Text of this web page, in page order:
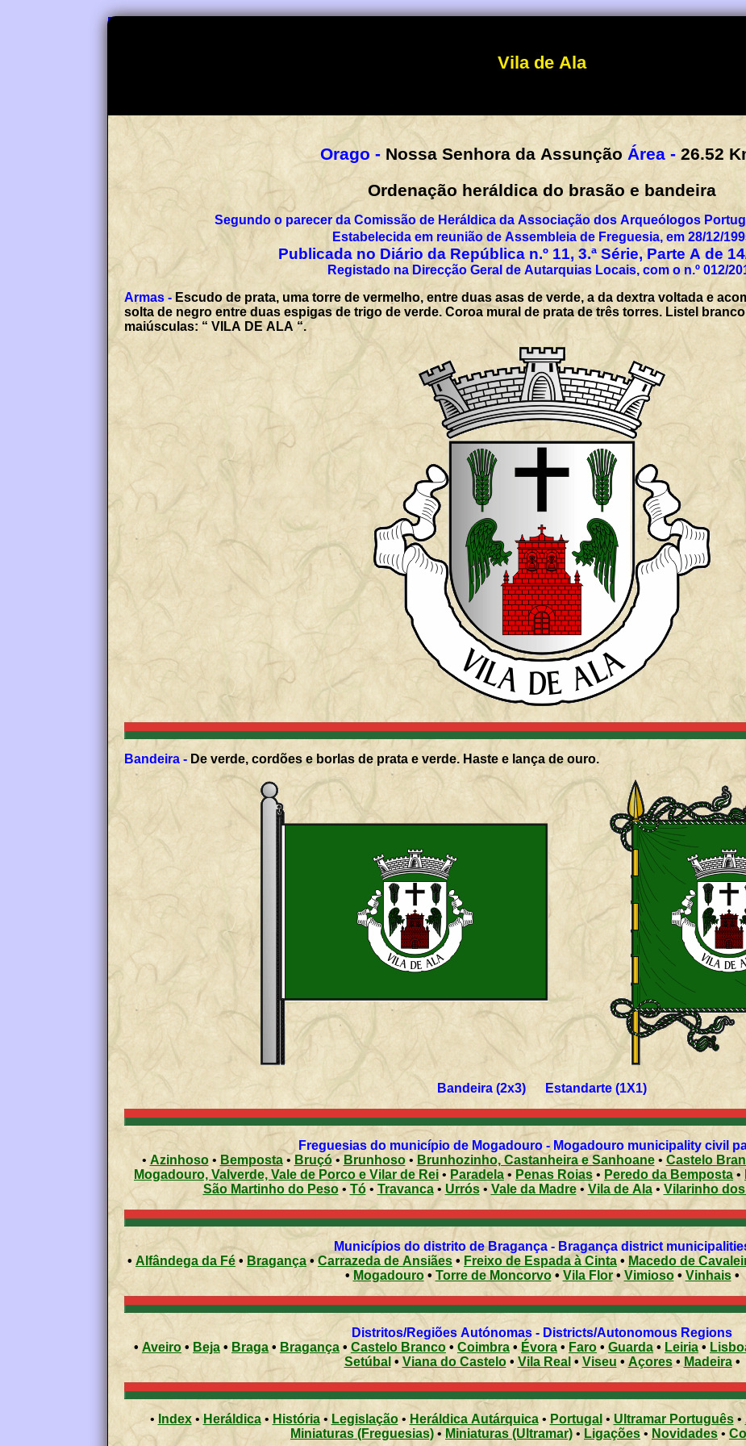
Vila de Ala
Orago - Nossa Senhora da Assunção Área - 26.52
Ordenação heráldica do brasão e bandeira
Segundo o parecer da Comissão de Heráldica da Associação dos Arqueólogos
Estabelecida em reunião de Assembleia de Freguesia, em 28/12/
Publicada no Diário da República n.º 11, 3.ª Série, Parte A de
Registado na Direcção Geral de Autarquias Locais, com o n.º 012/
Armas - Escudo de prata, uma torre de vermelho, entre duas asas de verde, a da dextra voltada e
solta de negro entre duas espigas de trigo de verde. Coroa mural de prata de três torres. Listel
maiúsculas: “ VILA DE ALA “.
Bandeira - De verde, cordões e borlas de prata e verde. Haste e lança de ouro.
Bandeira (2x3) Estandarte (1X1)
Freguesias do município de Mogadouro - Mogadouro municipality civil
• Azinhoso• Bemposta• Bruçó• Brunhoso• Brunhozinho, Castanheira e Sanhoane • Castelo
Mogadouro, Valverde, Vale de Porco e Vilar de Rei • Paradela • Penas Roias • Peredo da Bemposta •
São Martinho do Peso • Tó• Travanca• Urrós• Vale da Madre• Vila de Ala• Vilarinho
Municípios do distrito de Bragança - Bragança district
• Alfândega da Fé • Bragança•Carrazeda de Ansiães• Freixo de Espada à Cinta • Macedo de
•Mogadouro• Torre de Moncorvo• Vila Flor• Vimioso• Vinhais•
Distritos/Regiões Autónomas - Districts/Autonomous Regions
• Aveiro • Beja • Braga • Bragança • Castelo Branco• Coimbra •Évora • Faro • Guarda • Leiria•
Setúbal • Viana do Castelo• Vila Real • Viseu • Açores • Madeira •
• Index•Heráldica• História • Legislação • Heráldica Autárquica• Portugal • Ultramar Português•
Miniaturas (Freguesias)• Miniaturas (Ultramar) • Ligações• Novidades •